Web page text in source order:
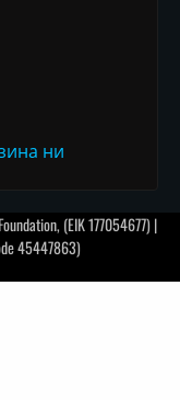
ни
(EIK 177054677) |
45447863)